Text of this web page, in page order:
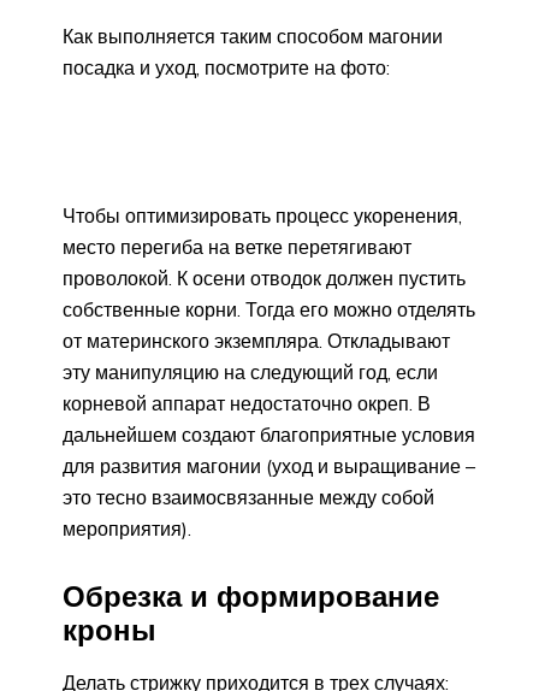
Как выполняется таким способом магонии
посадка и уход, посмотрите на фото:
Чтобы оптимизировать процесс укоренения,
место перегиба на ветке перетягивают
проволокой. К осени отводок должен пустить
собственные корни. Тогда его можно отделять
от материнского экземпляра. Откладывают
эту манипуляцию на следующий год, если
корневой аппарат недостаточно окреп. В
дальнейшем создают благоприятные условия
для развития магонии (уход и выращивание –
это тесно взаимосвязанные между собой
мероприятия).
Обрезка и формирование
кроны
Делать стрижку приходится в трех случаях: